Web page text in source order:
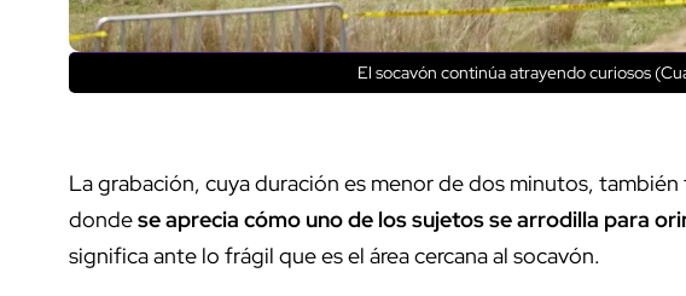
El socavón continúa atrayendo curiosos
La grabación, cuya duración es menor de dos minutos,
dondese aprecia cómo uno de los sujetos se arrodilla para
significa ante lo frágil que es el área cercana al socavón.